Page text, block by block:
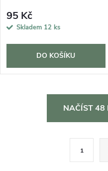
95 Kč
Skladem 12 ks
DO KOŠÍKU
NAČÍST 48
1